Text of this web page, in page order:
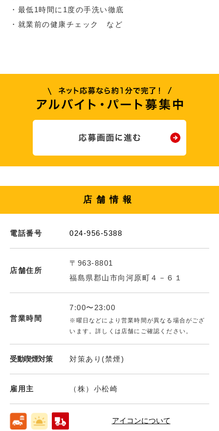
・最低1時間に1度の手洗い徹底
・就業前の健康チェック など
店舗情報
電話番号 024-956-5388
店舗住所
〒963-8801
福島県郡山市向河原町４－６１
営業時間
7:00〜23:00
※曜日などにより営業時間が異なる場合がござ
います。詳しくは店舗にご確認ください。
受動喫煙対策 対策あり(禁煙)
雇用主 （株）小松崎
アイコンについて